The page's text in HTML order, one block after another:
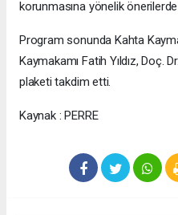
korunmasına yönelik önerilerde
Program sonunda Kahta
Kaymakamı Fatih Yıldız, Doç.
plaketi takdim etti.
Kaynak : PERRE